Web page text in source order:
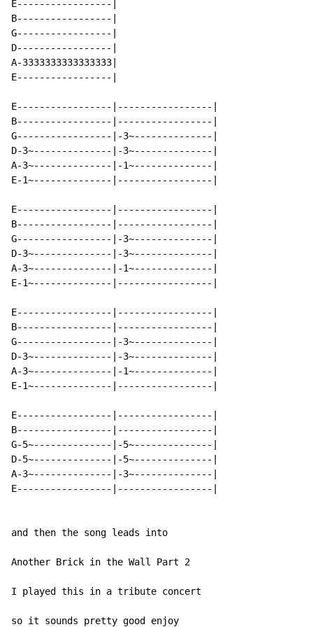
E-----------------|
B-----------------|
G-----------------|
D-----------------|
A-3333333333333333|
E-----------------|
E-----------------|-----------------|
B-----------------|-----------------|
G-----------------|-3~--------------|
D-3~--------------|-3~--------------|
A-3~--------------|-1~--------------|
E-1~--------------|-----------------|
E-----------------|-----------------|
B-----------------|-----------------|
G-----------------|-3~--------------|
D-3~--------------|-3~--------------|
A-3~--------------|-1~--------------|
E-1~--------------|-----------------|
E-----------------|-----------------|
B-----------------|-----------------|
G-----------------|-3~--------------|
D-3~--------------|-3~--------------|
A-3~--------------|-1~--------------|
E-1~--------------|-----------------|
E-----------------|-----------------|
B-----------------|-----------------|
G-5~--------------|-5~--------------|
D-5~--------------|-5~--------------|
A-3~--------------|-3~--------------|
E-----------------|-----------------|
and then the song leads into
Another Brick in the Wall Part 2
I played this in a tribute concert
so it sounds pretty good enjoy